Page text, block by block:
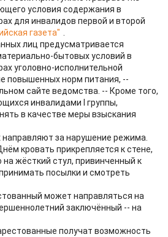
условия содержания в
для инвалидов первой и второй
газета"
лиц предусматривается
бытовых условий в
уголовно-исполнительной
повышенных норм питания, --
сайте ведомства. -- Кроме того,
инвалидами I группы,
в качестве меры взыскания
за нарушение режима.
кровать прикрепляется к стене,
жёсткий стул, привинченный к
посылки и смотреть
может направляться на
заключённый -- на
получат возможность